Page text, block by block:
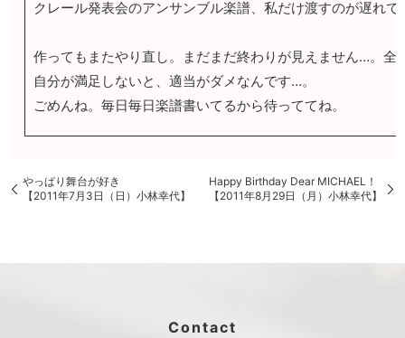
クレール発表会のアンサンブル楽譜、私だけ渡すのが遅れ
作ってもまたやり直し。まだまだ終わりが見えません…。全
自分が満足しないと、適当がダメなんです…。
ごめんね。毎日毎日楽譜書いてるから待っててね。
やっぱり舞台が好き
【2011年7月3日（日）小林幸代】
Happy Birthday Dear MICHAEL！
【2011年8月29日（月）小林幸代】
Contact